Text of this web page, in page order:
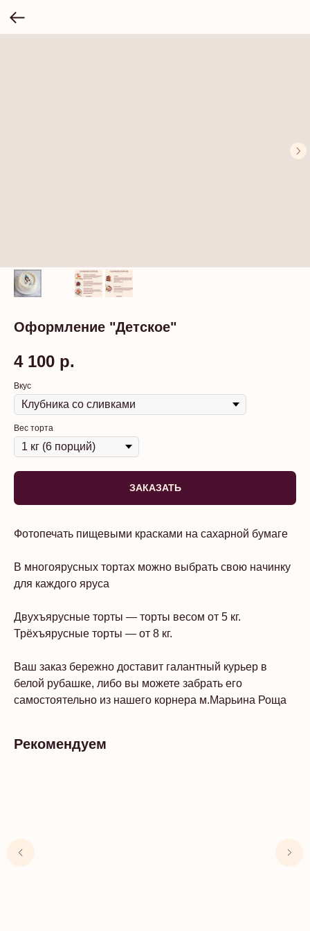
Оформление "Детское"
4 100 р.
Вкус
Вес торта
ЗАКАЗАТЬ
Фотопечать пищевыми красками на сахарной бумаге
В многоярусных тортах можно выбрать свою начинку
для каждого яруса
Двухъярусные торты — торты весом от 5 кг.
Трёхъярусные торты — от 8 кг.
Ваш заказ бережно доставит галантный курьер в
белой рубашке, либо вы можете забрать его
самостоятельно из нашего корнера м.Марьина Роща
Рекомендуем